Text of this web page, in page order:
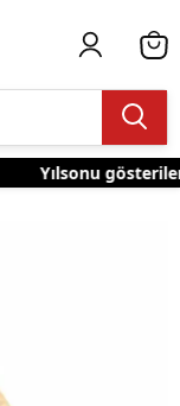
Yılsonu